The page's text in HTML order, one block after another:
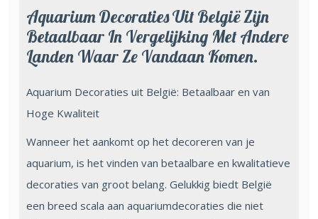
Aquarium Decoraties Uit België Zijn
Betaalbaar In Vergelijking Met Andere
Landen Waar Ze Vandaan Komen.
Aquarium Decoraties uit België: Betaalbaar en van
Hoge Kwaliteit
Wanneer het aankomt op het decoreren van je
aquarium, is het vinden van betaalbare en kwalitatieve
decoraties van groot belang. Gelukkig biedt België
een breed scala aan aquariumdecoraties die niet